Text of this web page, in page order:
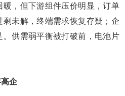
，但下游组件压价明显，订单
未解，终端需求恢复存疑；企
供需弱平衡被打破前，电池片
企